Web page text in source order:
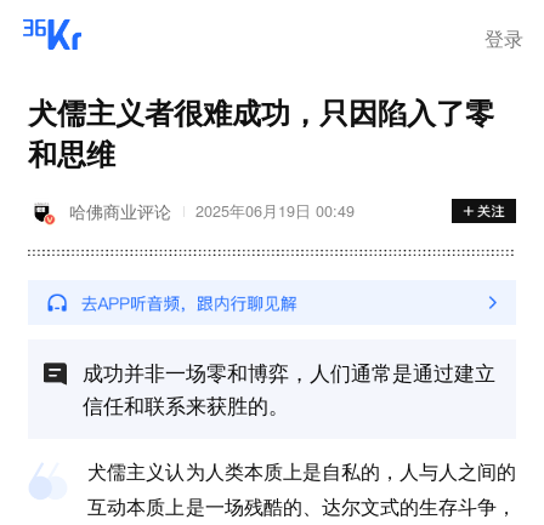
登录
犬儒主义者很难成功，只因陷入了零
和思维
哈佛商业评论 2025年06月19日 00:49
成功并非一场零和博弈，人们通常是通过建立
信任和联系来获胜的。
犬儒主义认为人类本质上是自私的，人与人之间的
互动本质上是一场残酷的、达尔文式的生存斗争，